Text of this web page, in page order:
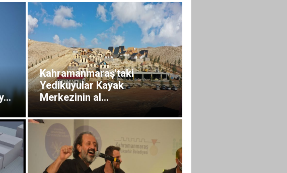
Kahramanmaraş'taki
Yedikuyular Kayak
Merkezinin al...